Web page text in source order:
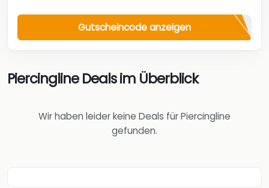
Gutscheincode anzeigen
Piercingline Deals im Überblick
Wir haben leider keine Deals für Piercingline
gefunden.